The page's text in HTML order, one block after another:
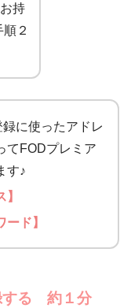
持
２
に使ったアドレ
てFODプレミア
す♪
ード】
する 約１分